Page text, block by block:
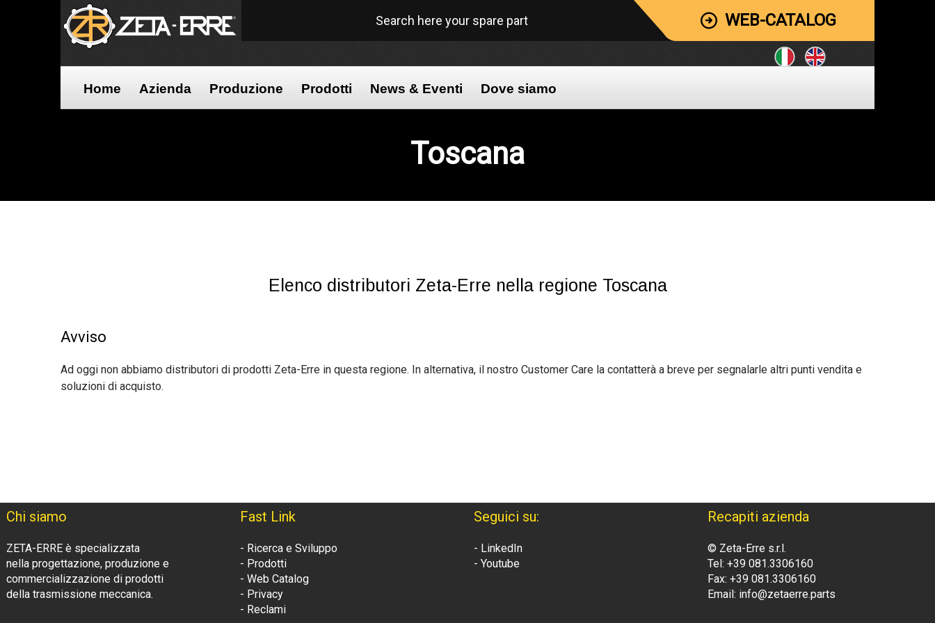
Search here your spare part WEB-CATALOG
Home Azienda Produzione Prodotti News & Eventi Dove siamo
Toscana
Elenco distributori Zeta-Erre nella regione Toscana
Avviso
Ad oggi non abbiamo distributori di prodotti Zeta-Erre in questa regione. In alternativa, il nostro Customer Care la contatterà a breve per segnalarle altri punti vendita e
soluzioni di acquisto.
Chi siamo
ZETA-ERRE è specializzata
nella progettazione, produzione e
commercializzazione di prodotti
della trasmissione meccanica.
Fast Link
- Ricerca e Sviluppo
- Prodotti
- Web Catalog
- Privacy
- Reclami
Seguici su:
- LinkedIn
- Youtube
Recapiti azienda
© Zeta-Erre s.r.l.
Tel: +39 081.3306160
Fax: +39 081.3306160
Email: info@zetaerre.parts